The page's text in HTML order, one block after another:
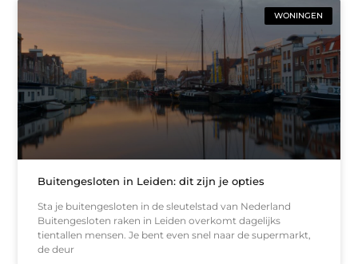
WONINGEN
Buitengesloten in Leiden: dit zijn je opties
Sta je buitengesloten in de sleutelstad van Nederland
Buitengesloten raken in Leiden overkomt dagelijks
tientallen mensen. Je bent even snel naar de supermarkt,
de deur